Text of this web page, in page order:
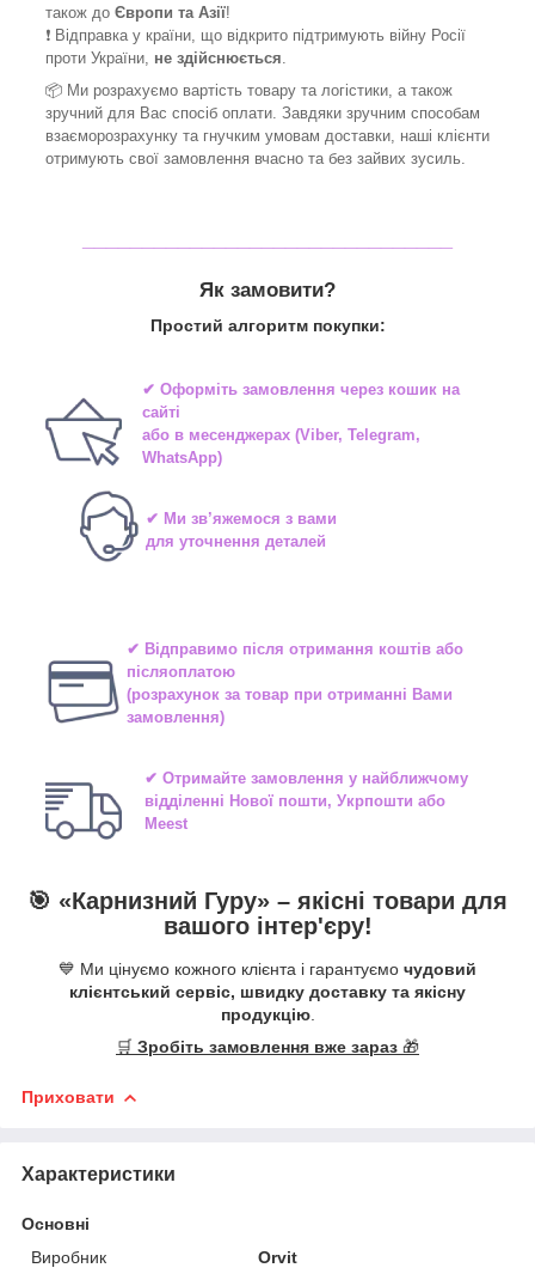
також до Європи та Азії!
❗ Відправка у країни, що відкрито підтримують війну Росії
проти України, не здійснюється
📦 Ми розрахуємо вартість товару та логістики, а також
зручний для Вас спосіб оплати. Завдяки зручним способам
взаєморозрахунку та гнучким умовам доставки, наші клієнти
отримують свої замовлення вчасно та без зайвих зусиль.
Як замовити?
Простий алгоритм покупки:
✔ Оформіть замовлення через кошик на
сайті
або в месенджерах(Viber, Telegram,
WhatsApp)
✔ Ми зв’яжемося з вами
для уточнення деталей
✔ Відправимо після отримання коштів або
післяоплатою
(розрахунок за товар при отриманні Вами
замовлення)
✔ Отримайте замовлення у найближчому
відділенні Нової пошти, Укрпошти або
Meest
🎯 «Карнизний Гуру» – якісні товари для
вашого інтер'єру!
💙 Ми цінуємо кожного клієнта і гарантуємо чудовий
клієнтський сервіс, швидку доставку та якісну
продукцію.
🛒 Зробіть замовлення вже зараз 🎁
Приховати
Характеристики
Основні
Виробник
Orvit